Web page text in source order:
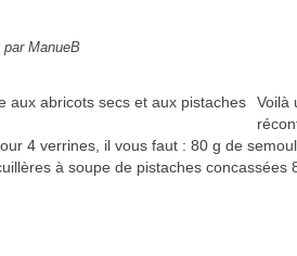
par ManueB
Voilà
4 verrines, il vous faut : 80 g de
à soupe de pistaches concassées